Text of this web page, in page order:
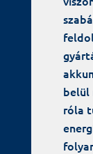
belül
róla